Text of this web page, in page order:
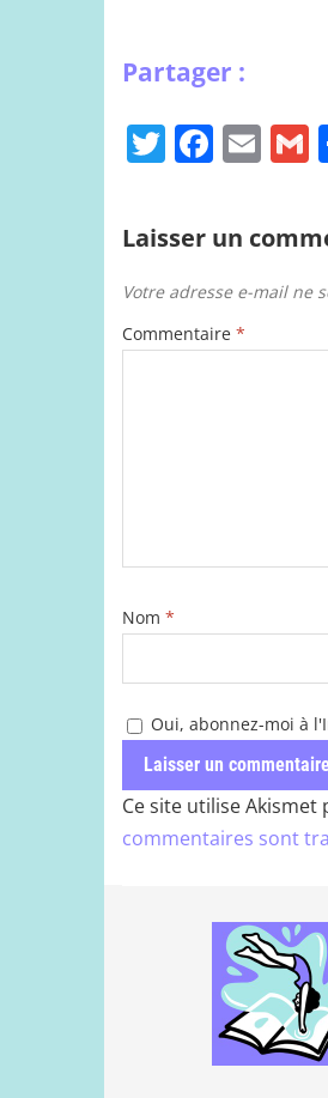
T
itt
er
F
c
e
b
o
E
ai
l l
Laisser un
Votre adresse e-mail ne
Commentaire *
Nom *
Oui, abonnez-moi à
Ce site utilise
commentaires sont